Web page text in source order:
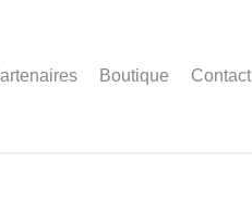
Boutique Contact